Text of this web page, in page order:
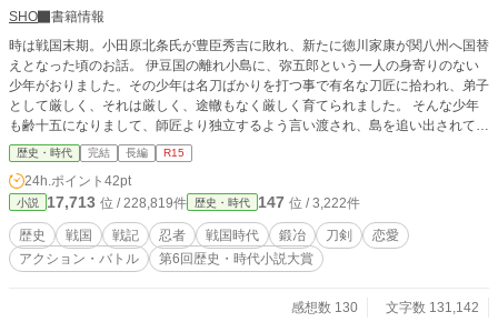
SHO
書籍情報
時は戦国末期。小田原北条氏が豊臣秀吉に敗れ、新たに徳川家康が関八州へ国替
えとなった頃のお話。 伊豆国の離れ小島に、弥五郎という一人の身寄りのない
少年がおりました。その少年は名刀ばかりを打つ事で有名な刀匠に拾われ、弟子
として厳しく、それは厳しく、途轍もなく厳しく育てられました。 そんな少年
も齢十五になりまして、師匠より独立するよう言い渡され、島を追い出されてし
まいます。 さて、この先の少年の運命やいかに？ 剣術、そして恋が融合した痛
快エンタメ時代劇、今開幕にございます！ ＊この作品に出てくる人物は、一部
実在した人物やエピソードをモチーフにしていますが、モチーフにしているだけ
で史実とは異なります。空想時代活劇ですから！ ＊この作品はノベルアップ＋
様に掲載中の、「いや、婿を選定しろって言われても。だが断る！」を改題、改
稿を経たものです。
歴史・時代 完結 長編 R15
24h.ポイント 42pt
小説 17,713 位 / 228,819件 歴史・時代 147 位 / 3,222件
歴史 戦国 戦記 忍者 戦国時代 鍛冶 刀剣
恋愛
アクション・バトル
第6回歴史・時代小説大賞
感想数 130
文字数 131,142